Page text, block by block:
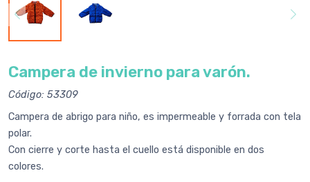
Campera de invierno para varón.
Código: 53309
Campera de abrigo para niño, es impermeable y forrada con tela
polar.
Con cierre y corte hasta el cuello está disponible en dos
colores.